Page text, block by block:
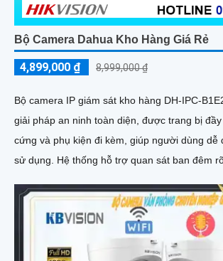
Bộ Camera Dahua Kho Hàng Giá Rẻ
4,899,000 ₫ 8,999,000 ₫
Bộ camera IP giám sát kho hàng DH-IPC-
giải pháp an ninh toàn diện, được trang bị
cứng và phụ kiện đi kèm, giúp người dùng dễ
sử dụng. Hệ thống hỗ trợ quan sát ban đêm rõ nét nhờ công
năng phát hiện chuyển động thông minh, giúp
tuyệt đối cho khu vực kho hàng